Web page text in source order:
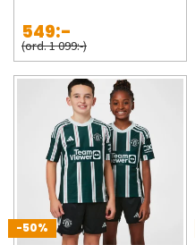
549:-
(ord. 1 099:-)
-50%